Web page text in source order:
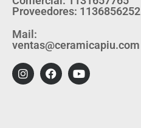
Proveedores: 1136856252
Mail:
ventas@ceramicapiu.com